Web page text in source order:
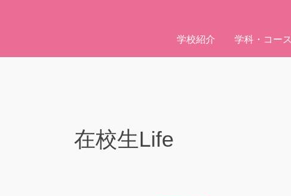
学校紹介 学科・コース
在校生Life